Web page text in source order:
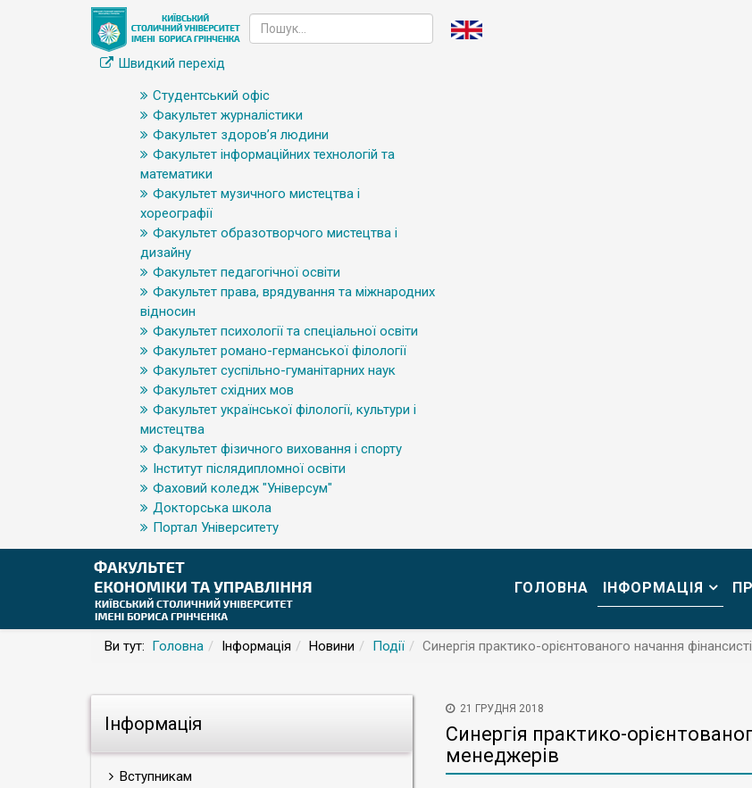
Швидкий перехід
Студентський офіс
Факультет журналістики
Факультет здоров’я людини
Факультет інформаційних технологій та
математики
Факультет музичного мистецтва і
хореографії
Факультет образотворчого мистецтва і
дизайну
Факультет педагогічної освіти
Факультет права, врядування та міжнародних
відносин
Факультет психології та спеціальної освіти
Факультет романо-германської філології
Факультет суспільно-гуманітарних наук
Факультет східних мов
Факультет української філології, культури і
мистецтва
Факультет фізичного виховання і спорту
Інститут післядипломної освіти
Фаховий коледж "Універсум"
Докторська школа
Портал Університету
ГОЛОВНА ІНФОРМАЦІЯ
Ви тут: Головна Інформація Новини Події Синергія практико-орієнтованого начання
Інформація
Вступникам
21 ГРУДНЯ 2018
Синергія практико-
менеджерів